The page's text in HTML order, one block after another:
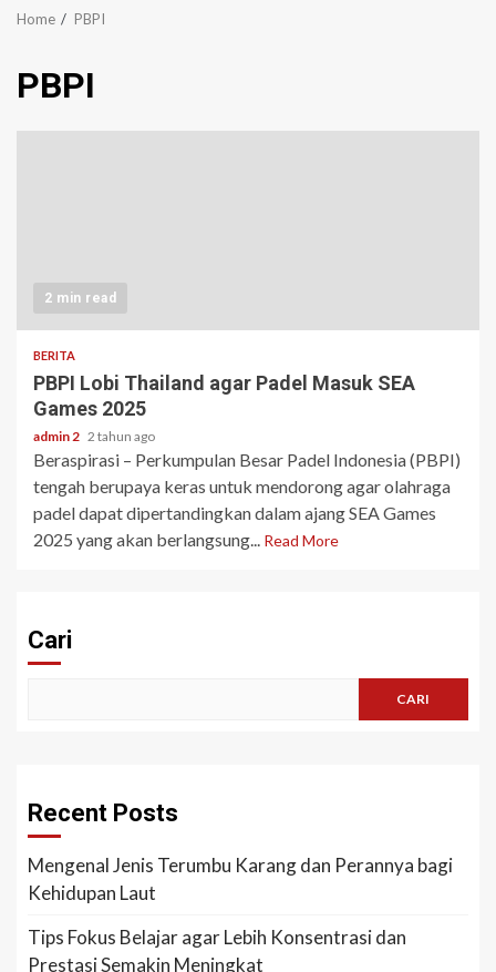
Home PBPI
PBPI
2 min read
BERITA
PBPI Lobi Thailand agar Padel Masuk SEA
Games 2025
admin 2 2 tahun ago
Beraspirasi – Perkumpulan Besar Padel Indonesia (PBPI)
tengah berupaya keras untuk mendorong agar olahraga
padel dapat dipertandingkan dalam ajang SEA Games
2025 yang akan berlangsung...
Read More
Cari
CARI
Recent Posts
Mengenal Jenis Terumbu Karang dan Perannya bagi
Kehidupan Laut
Tips Fokus Belajar agar Lebih Konsentrasi dan
Prestasi Semakin Meningkat